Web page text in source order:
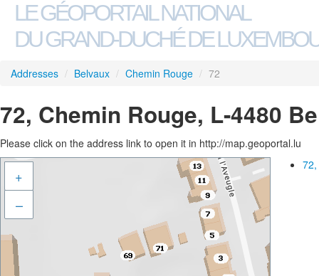
LE GÉOPORTAIL NATIONAL
DU GRAND-DUCHÉ DE
Addresses / Belvaux / Chemin Rouge / 72
72, Chemin Rouge, L-4480
Please click on the address link to open it in http://map.geoportal.lu
+
–